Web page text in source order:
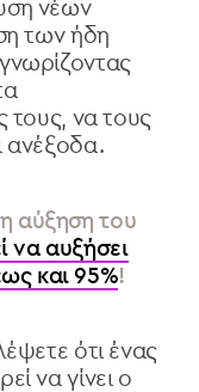
νέων
των ήδη
τους, να τους
ανέξοδα.
αύξηση του
να αυξήσει
και 95%!
ότι ένας
να γίνει ο